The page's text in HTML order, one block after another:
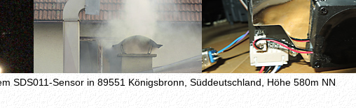
SDS011-Sensor in 89551 Königsbronn, Süddeutschland, Höhe 580m NN